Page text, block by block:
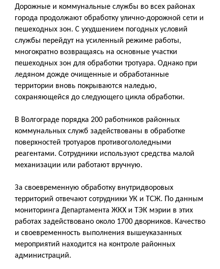
Дорожные и коммунальные службы во всех районах
города продолжают обработку улично-дорожной сети и
пешеходных зон. С ухудшением погодных условий
службы перейдут на усиленный режиме работы,
многократно возвращаясь на основные участки
пешеходных зон для обработки тротуара. Однако при
ледяном дожде очищенные и обработанные
территории вновь покрываются наледью,
сохраняющейся до следующего цикла обработки.
В Волгограде порядка 200 работников районных
коммунальных служб задействованы в обработке
поверхностей тротуаров противогололедными
реагентами. Сотрудники используют средства малой
механизации или работают вручную.
За своевременную обработку внутридворовых
территорий отвечают сотрудники УК и ТСЖ. По данным
мониторинга Департамента ЖКХ и ТЭК мэрии в этих
работах задействовано около 1700 дворников. Качество
и своевременность выполнения вышеуказанных
мероприятий находится на контроле районных
администраций.